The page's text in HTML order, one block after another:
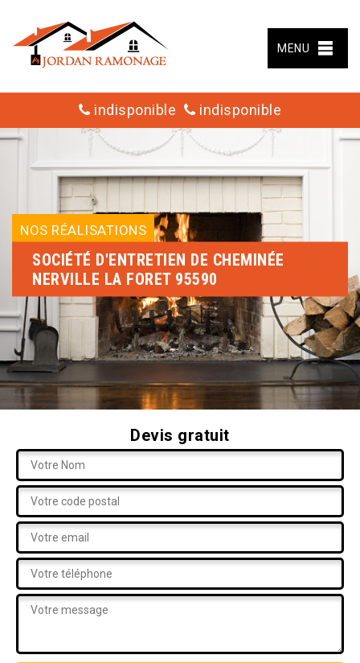
MENU
indisponible indisponible
NOS RÉALISATIONS
SOCIÉTÉ D'ENTRETIEN DE CHEMINÉE
NERVILLE LA FORET 95590
Devis gratuit